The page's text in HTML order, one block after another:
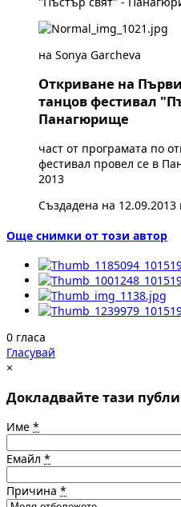
на Sonya Garcheva
Откриване на
танцов фестивал
Панагюрище
част от програмата по
фестивал провел се в
2013
Създадена на 12.09.2013
Още снимки от този автор
0 гласа
Гласувай
×
Докладвайте тази
Име *
Емайл *
Причина *